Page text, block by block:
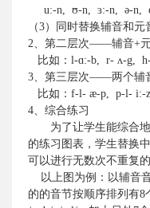
u:-n, ʊ-n, ɜ:-n, ǝ-n,
（3）同时替换辅音和元
2、第二层次——辅音+
比如： l-ɑ:-b, r- ʌ-g,
3、第三层次——两个辅
比如： f-l- æ-p, p-l- i:-z
4、综合练习
为了让学生能综合
的练习图表，学生替换
可以进行无数次不重复的
以上图为例：以辅音
的的音节按顺序排列有8